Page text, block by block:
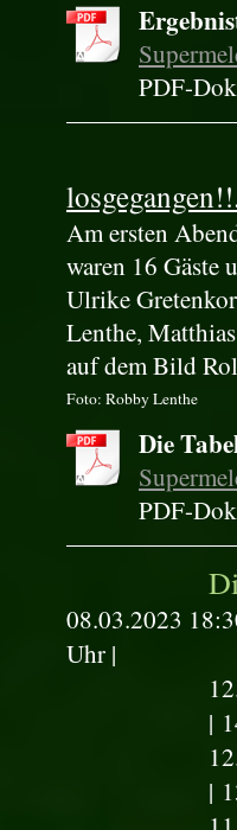
PDF-
Am ersten
waren 16 Gäste
Ulrike
Lenthe,
auf dem Bild
Foto: Robby Lenthe
Die
PDF-
08.03.2023
Uhr |
|
|